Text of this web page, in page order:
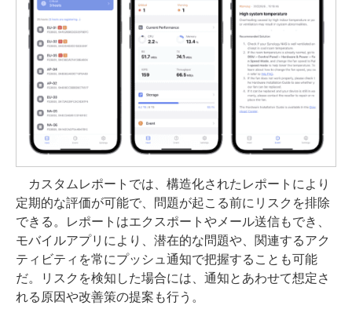
カスタムレポートでは、構造化されたレポートにより
定期的な評価が可能で、問題が起こる前にリスクを排除
できる。レポートはエクスポートやメール送信もでき、
モバイルアプリにより、潜在的な問題や、関連するアク
ティビティを常にプッシュ通知で把握することも可能
だ。リスクを検知した場合には、通知とあわせて想定さ
れる原因や改善策の提案も行う。